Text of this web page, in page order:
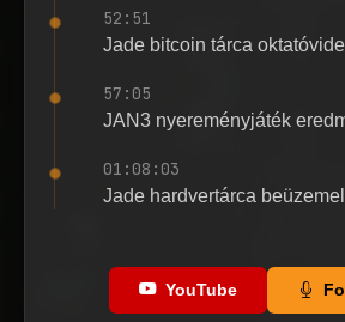
52:51
Jade bitcoin tárca
57:05
JAN3 nyereményjáték
01:08:03
Jade hardvertárca
YouTube